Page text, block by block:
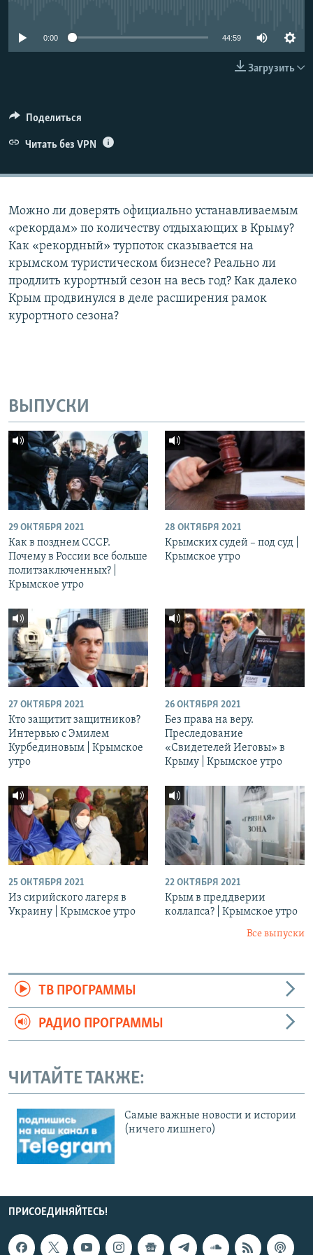
КРЫМ.НЕПОКОРЕННЫЙ
0:00 44:59
Загрузить
Поделиться
Читать без VPN
Можно ли доверять официально устанавливаемым
«рекордам» по количеству отдыхающих в Крыму?
Как «рекордный» турпоток сказывается на
крымском туристическом бизнесе? Реально ли
продлить курортный сезон на весь год? Как далеко
Крым продвинулся в деле расширения рамок
курортного сезона?
ВЫПУСКИ
29 ОКТЯБРЯ 2021
Как в позднем СССР.
Почему в России все больше
политзаключенных? |
Крымское утро
28 ОКТЯБРЯ 2021
Крымских судей – под суд |
Крымское утро
27 ОКТЯБРЯ 2021
Кто защитит защитников?
Интервью с Эмилем
Курбединовым | Крымское
утро
26 ОКТЯБРЯ 2021
Без права на веру.
Преследование
«Свидетелей Иеговы» в
Крыму | Крымское утро
25 ОКТЯБРЯ 2021
Из сирийского лагеря в
Украину | Крымское утро
22 ОКТЯБРЯ 2021
Крым в преддверии
коллапса? | Крымское утро
Все выпуски
ТВ ПРОГРАММЫ
РАДИО ПРОГРАММЫ
ЧИТАЙТЕ ТАКЖЕ:
Cамые важные новости и истории
(ничего лишнего)
ПРИСОЕДИНЯЙТЕСЬ!